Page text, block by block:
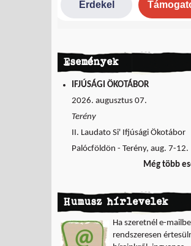
Események
IFJÚSÁGI ÖKOTÁBOR
2026. augusztus 07.
Terény
II. Laudato Si' Ifjúsági Ökotábor
Palócföldön - Terény, aug. 7-12.
Még több
Humusz hírlevelek
Ha szeretnél e-
rendszeresen